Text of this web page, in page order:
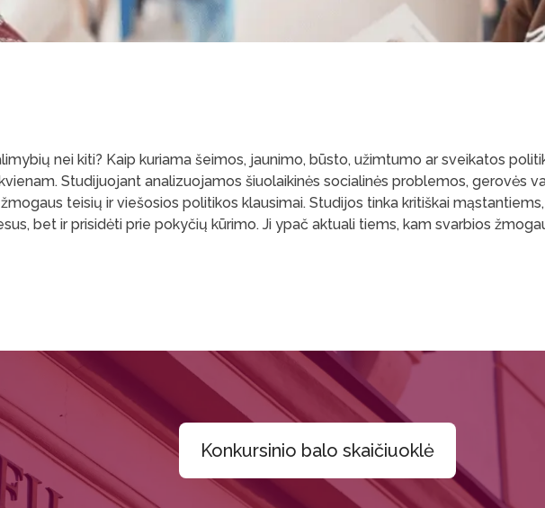
nei kiti? Kaip kuriama šeimos, jaunimo, būsto, užimtumo ar sveikatos
Studijuojant analizuojamos šiuolaikinės socialinės problemos, gerovės
teisių ir viešosios politikos klausimai. Studijos tinka kritiškai
bet ir prisidėti prie pokyčių kūrimo. Ji ypač aktuali tiems, kam svarbios
Konkursinio balo skaičiuoklė